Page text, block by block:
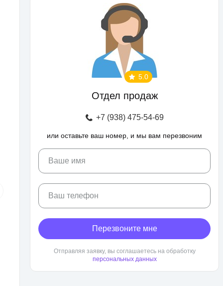
5.0
Отдел продаж
+7 (938) 475-54-69
или оставьте ваш номер, и мы вам перезвоним
Ваше имя
Ваш телефон
Перезвоните мне
Отправляя заявку, вы соглашаетесь на обработку
персональных данных